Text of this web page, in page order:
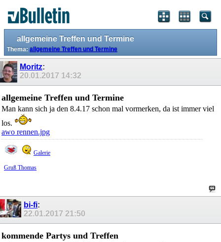
allgemeine Treffen und Termine
Thema: allgemeine Treffen und Termine
Moritz:
20.01.2017 14:32
allgemeine Treffen und Termine
Man kann sich ja den 8.4.17 schon mal vormerken, da ist immer viel
los.
awo rennen.jpg
Galerie
Gruß Thomas
bi-fi:
22.01.2017 21:50
kommende Partys und Treffen